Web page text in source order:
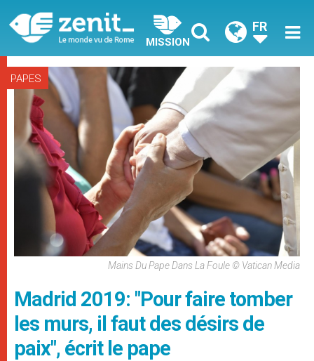
MISSION
FR
PAPES
Mains Du Pape Dans La Foule © Vatican Media
Madrid 2019: "Pour faire tomber
les murs, il faut des désirs de
paix", écrit le pape